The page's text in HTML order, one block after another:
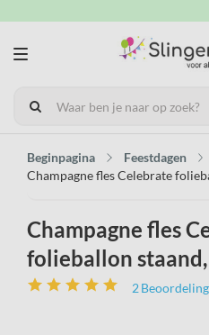
Beginpagina Feestdagen
Champagne fles Celebrate
Champagne fles
folieballon staand,
2